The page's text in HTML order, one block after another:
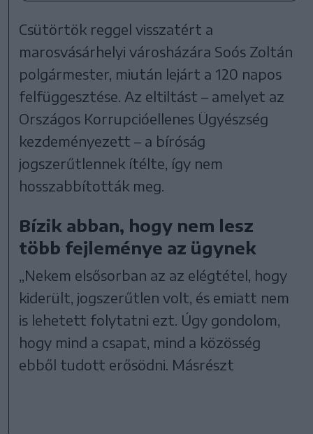
Csütörtök reggel visszatért a
marosvásárhelyi városházára Soós Zoltán
polgármester, miután lejárt a 120 napos
felfüggesztése. Az eltiltást – amelyet az
Országos Korrupcióellenes Ügyészség
kezdeményezett – a bíróság
jogszerűtlennek ítélte, így nem
hosszabbították meg.
Bízik abban, hogy nem lesz
több fejleménye az ügynek
„Nekem elsősorban az az elégtétel, hogy
kiderült, jogszerűtlen volt, és emiatt nem
is lehetett folytatni ezt. Úgy gondolom,
hogy mind a csapat, mind a közösség
ebből tudott erősödni. Másrészt